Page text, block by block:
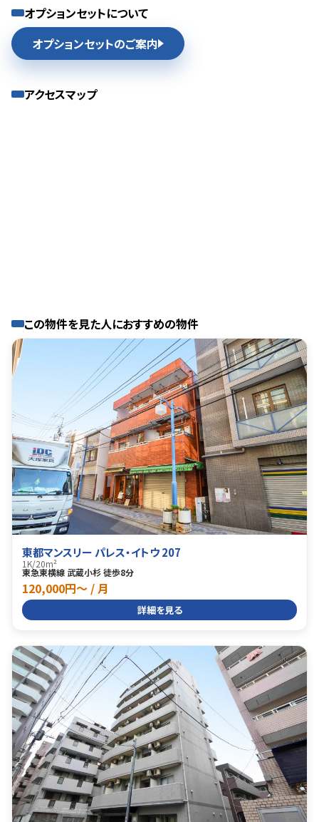
オプションセットについて
オプションセットのご案内
アクセスマップ
この物件を見た人におすすめの物件
東都マンスリー パレス・イトウ 207
1K/20m²
東急東横線 武蔵小杉 徒歩8分
120,000円〜 / 月
詳細を見る